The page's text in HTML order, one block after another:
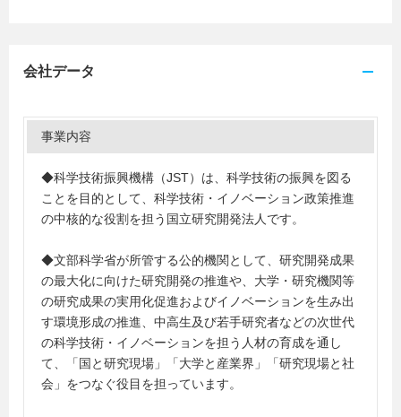
会社データ
事業内容
◆科学技術振興機構（JST）は、科学技術の振興を図る
ことを目的として、科学技術・イノベーション政策推進
の中核的な役割を担う国立研究開発法人です。
◆文部科学省が所管する公的機関として、研究開発成果
の最大化に向けた研究開発の推進や、大学・研究機関等
の研究成果の実用化促進およびイノベーションを生み出
す環境形成の推進、中高生及び若手研究者などの次世代
の科学技術・イノベーションを担う人材の育成を通し
て、「国と研究現場」「大学と産業界」「研究現場と社
会」をつなぐ役目を担っています。